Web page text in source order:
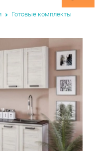
Готовые комплекты